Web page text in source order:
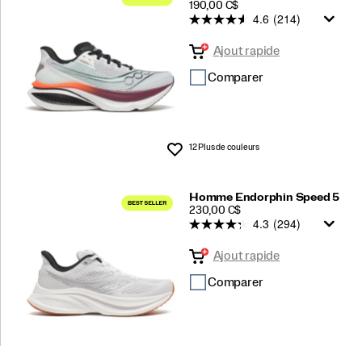
PRICE
190,00 C$
Liste de souhaits
4.6 (214)
Ajout rapide
Comparer
12 Plus de couleurs
Homme Endorphin Speed 5
PRICE
230,00 C$
4.3 (294)
Ajout rapide
Comparer